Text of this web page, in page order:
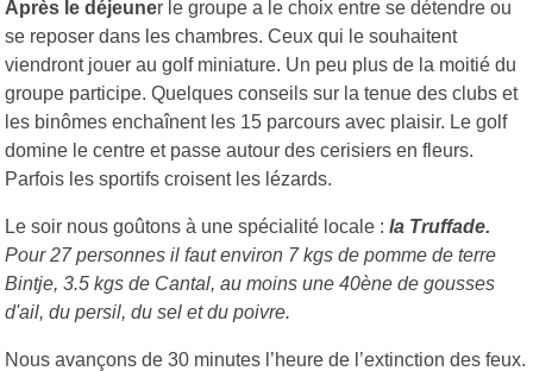
Après le déjeuner le groupe a le choix entre se détendre ou
se reposer dans les chambres. Ceux qui le souhaitent
viendront jouer au golf miniature. Un peu plus de la moitié du
groupe participe. Quelques conseils sur la tenue des clubs et
les binômes enchaînent les 15 parcours avec plaisir. Le golf
domine le centre et passe autour des cerisiers en fleurs.
Parfois les sportifs croisent les lézards.
Le soir nous goûtons à une spécialité locale : la Truffade.
Pour 27 personnes il faut environ 7 kgs de pomme de terre
Bintje, 3.5 kgs de Cantal, au moins une 40ène de gousses
d'ail, du persil, du sel et du poivre.
Nous avançons de 30 minutes l’heure de l’extinction des feux.